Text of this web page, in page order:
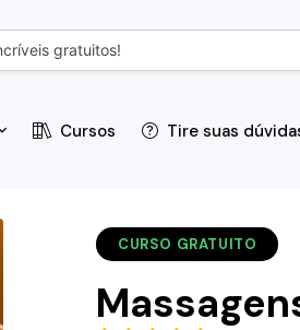
Cursos Tire suas
CURSO GRATUITO